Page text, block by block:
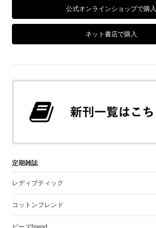
公式オンラインショップで購入
ネット書店で購入
定期雑誌
レディブティック
コットンフレンド